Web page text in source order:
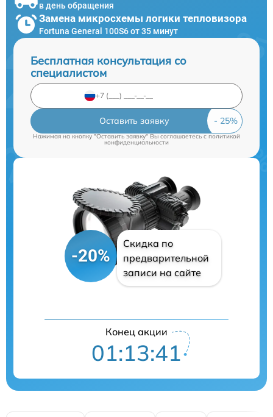
в день обращения
Замена микросхемы логики тепловизора
Fortuna General 100S6 от 35 минут
Бесплатная консультация со
специалистом
Оставить заявку
Нажимая на кнопку "Оставить заявку" Вы соглашаетесь cполитикой
конфиденциальности
-20%
Скидка по
предварительной
записи на сайте
Конец акции
01:13:41